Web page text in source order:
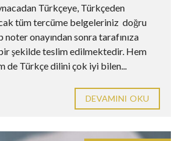
Türkçeye, Türkçeden
tüm tercüme belgeleriniz doğru
onayından sonra tarafınıza
şekilde teslim edilmektedir. Hem
de Türkçe dilini çok iyi bilen...
DEVAMINI OKU